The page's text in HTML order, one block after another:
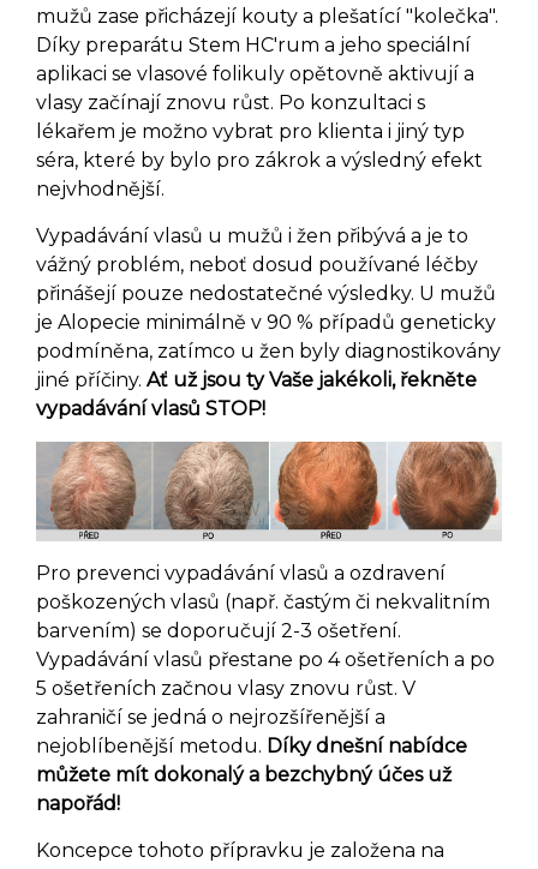
mužů zase přicházejí kouty a plešatící "kolečka".
Díky preparátu Stem HC'rum a jeho speciální
aplikaci se vlasové folikuly opětovně aktivují a
vlasy začínají znovu růst. Po konzultaci s
lékařem je možno vybrat pro klienta i jiný typ
séra, které by bylo pro zákrok a výsledný efekt
nejvhodnější.
Vypadávání vlasů u mužů i žen přibývá a je to
vážný problém, neboť dosud používané léčby
přinášejí pouze nedostatečné výsledky. U mužů
je Alopecie minimálně v 90 % případů geneticky
podmíněna, zatímco u žen byly diagnostikovány
jiné příčiny. Ať už jsou ty Vaše jakékoli, řekněte
vypadávání vlasů STOP!
Pro prevenci vypadávání vlasů a ozdravení
poškozených vlasů (např. častým či nekvalitním
barvením) se doporučují 2-3 ošetření.
Vypadávání vlasů přestane po 4 ošetřeních a po
5 ošetřeních začnou vlasy znovu růst. V
zahraničí se jedná o nejrozšířenější a
nejoblíbenější metodu. Díky dnešní nabídce
můžete mít dokonalý a bezchybný účes už
napořád!
Koncepce tohoto přípravku je založena na